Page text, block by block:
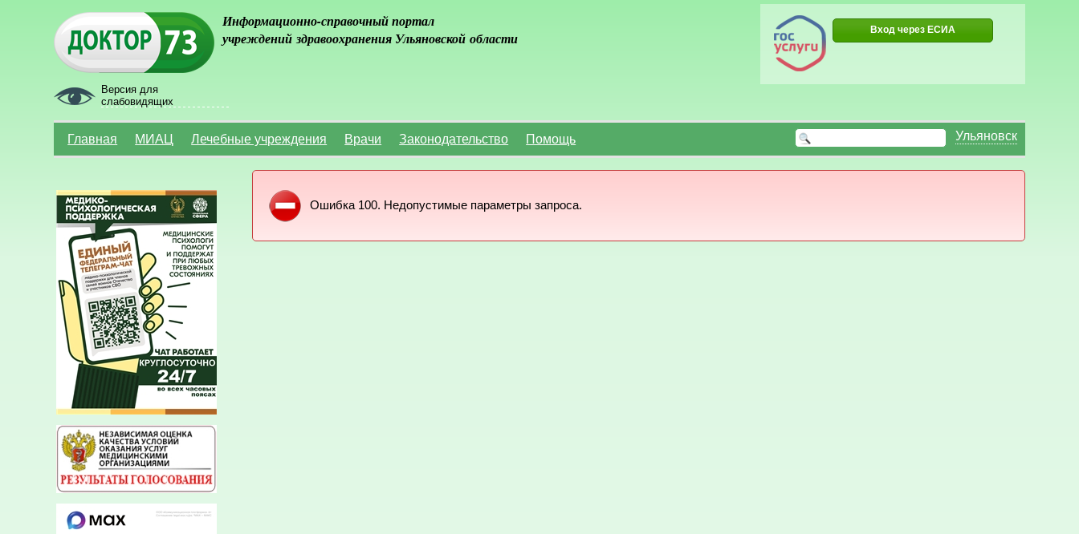
Версия для
слабовидящих
Информационно-справочный портал
учреждений здравоохранения Ульяновской области
Вход через ЕСИА
Ульяновск
Главная МИАЦ Лечебные учреждения Врачи Законодательство Помощь
Ошибка 100. Недопустимые параметры запроса.